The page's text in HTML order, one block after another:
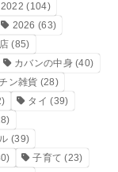
2022 (104)
2026 (63)
(85)
カバンの中身(40)
ン雑貨 (28)
タイ (39)
(39)
子育て (23)